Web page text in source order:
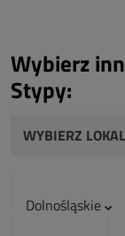
Wybierz
Stypy:
WYBIERZ
Dolnośląskie